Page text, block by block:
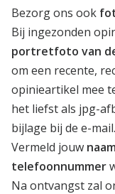
Bezorg ons ook
Bij ingezonden
portretfoto van
om een recente,
opinieartikel mee
het liefst als jpg-
bijlage bij de e-mail.
Vermeld jouw
telefoonnummer
Na ontvangst zal